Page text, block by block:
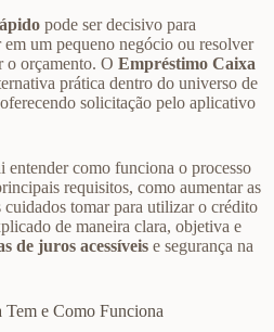
pode ser decisivo para
um pequeno negócio ou resolver
o orçamento. O Empréstimo Caixa
prática dentro do universo de
solicitação pelo aplicativo
entender como funciona o processo
requisitos, como aumentar as
cuidados tomar para utilizar o crédito
de maneira clara, objetiva e
de juros acessíveis e segurança na
e Como Funciona